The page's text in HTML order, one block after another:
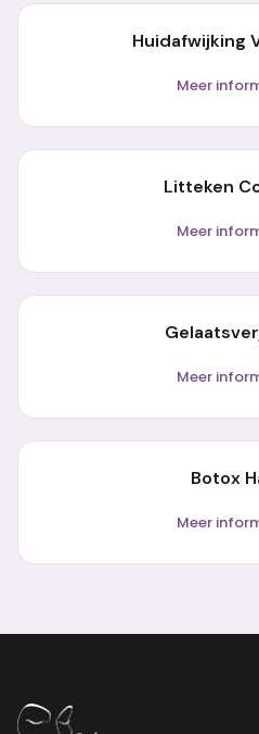
Huidafwijking
Meer
Litteken
Meer
Meer
Botox
Meer